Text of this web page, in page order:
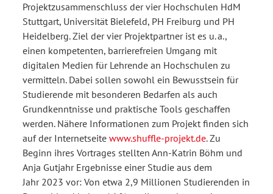
Projektzusammenschluss der vier Hochschulen HdM
Stuttgart, Universität Bielefeld, PH Freiburg und PH
Heidelberg. Ziel der vier Projektpartner ist es u. a.,
einen kompetenten, barrierefreien Umgang mit
digitalen Medien für Lehrende an Hochschulen zu
vermitteln. Dabei sollen sowohl ein Bewusstsein für
Studierende mit besonderen Bedarfen als auch
Grundkenntnisse und praktische Tools geschaffen
werden. Nähere Informationen zum Projekt finden sich
auf der Internetseite www.shuffle-projekt.de. Zu
Beginn ihres Vortrages stellten Ann-Katrin Böhm und
Anja Gutjahr Ergebnisse einer Studie aus dem
Jahr 2023 vor: Von etwa 2,9 Millionen Studierenden in